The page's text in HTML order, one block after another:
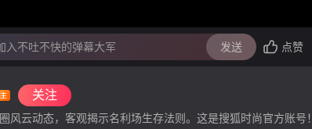
入不吐不快的弹幕大军 发送 点赞
关注
风云动态，客观揭示名利场生存法则。这是搜狐时尚官方账号！